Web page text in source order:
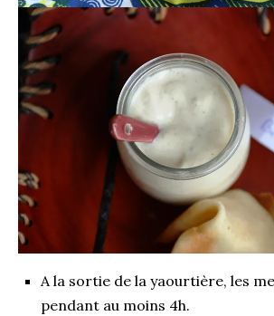
A la sortie de la yaourtière, les
pendant au moins 4h.